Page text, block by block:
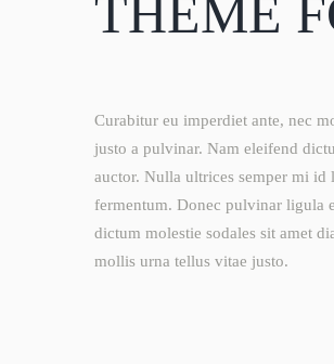
THEME
Curabitur eu imperdiet ante, nec
justo a pulvinar. Nam eleifend
auctor. Nulla ultrices semper mi
fermentum. Donec pulvinar ligula
dictum molestie sodales sit amet
mollis urna tellus vitae justo.